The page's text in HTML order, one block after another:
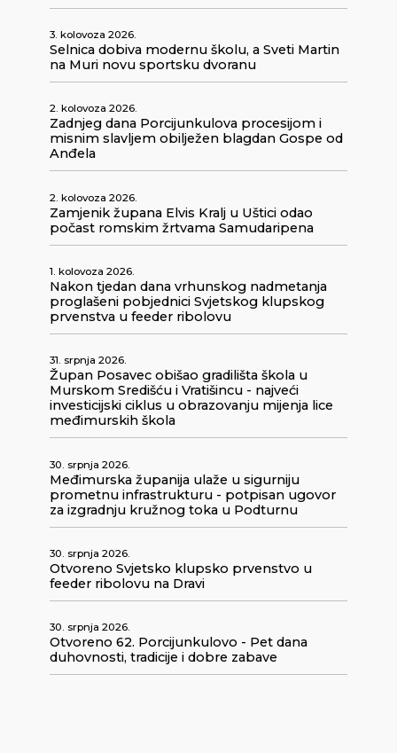
3. kolovoza 2026.
Selnica dobiva modernu školu, a Sveti Martin
na Muri novu sportsku dvoranu
2. kolovoza 2026.
Zadnjeg dana Porcijunkulova procesijom i
misnim slavljem obilježen blagdan Gospe od
Anđela
2. kolovoza 2026.
Zamjenik župana Elvis Kralj u Uštici odao
počast romskim žrtvama Samudaripena
1. kolovoza 2026.
Nakon tjedan dana vrhunskog nadmetanja
proglašeni pobjednici Svjetskog klupskog
prvenstva u feeder ribolovu
31. srpnja 2026.
Župan Posavec obišao gradilišta škola u
Murskom Središću i Vratišincu - najveći
investicijski ciklus u obrazovanju mijenja lice
međimurskih škola
30. srpnja 2026.
Međimurska županija ulaže u sigurniju
prometnu infrastrukturu - potpisan ugovor
za izgradnju kružnog toka u Podturnu
30. srpnja 2026.
Otvoreno Svjetsko klupsko prvenstvo u
feeder ribolovu na Dravi
30. srpnja 2026.
Otvoreno 62. Porcijunkulovo - Pet dana
duhovnosti, tradicije i dobre zabave